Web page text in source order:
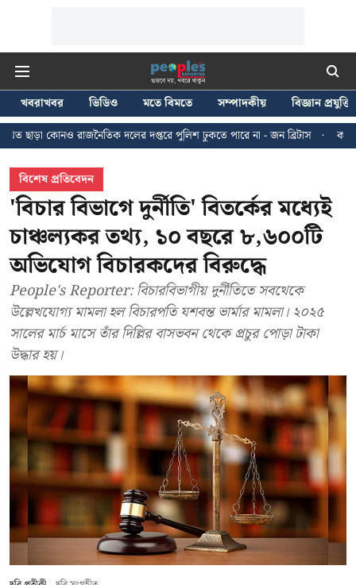
খবরাখবর ভিডিও মতে বিমতে সম্পাদকীয়
বিজ্ঞান প্রযুক্তি
দলের দপ্তরে পুলিশ ঢুকতে পারে না - জন ব্রিটাস
কলকাতায় ২৪ জুলাইয়ের
বিশেষ প্রতিবেদন
'বিচার বিভাগে দুর্নীতি' বিতর্কের মধ্যেই
চাঞ্চল্যকর তথ্য, ১০ বছরে ৮,৬০০টি
অভিযোগ বিচারকদের বিরুদ্ধে
People's Reporter: বিচারবিভাগীয় দুর্নীতিতে সবথেকে
উল্লেখযোগ্য মামলা হল বিচারপতি যশবন্ত ভার্মার মামলা। ২০২৫
সালের মার্চ মাসে তাঁর দিল্লির বাসভবন থেকে প্রচুর পোড়া টাকা
উদ্ধার হয়।